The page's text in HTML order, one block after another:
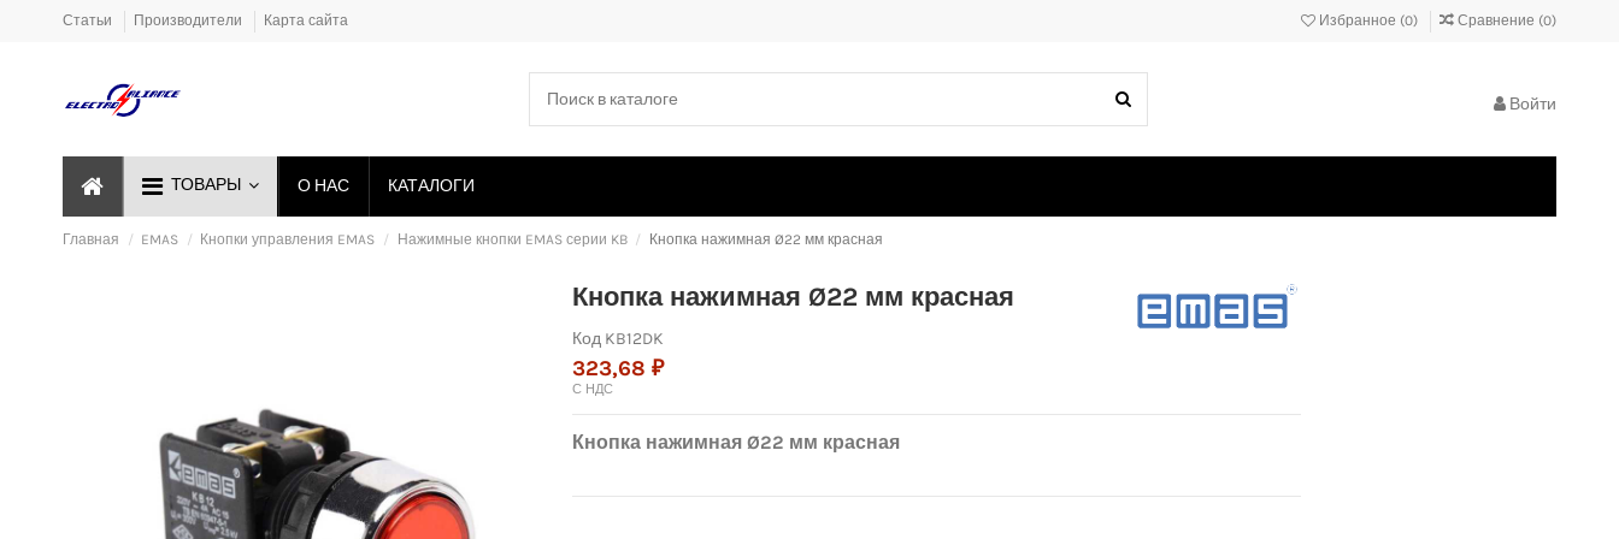
Статьи Производители Карта сайта Избранное (0) Сравнение (0)
Войти
ТОВАРЫ О НАС КАТАЛОГИ
Главная EMAS Кнопки управления EMAS Нажимные кнопки EMAS серии KB Кнопка нажимная Ø22 мм красная
Кнопка нажимная Ø22 мм красная
Код KB12DK
323,68 ₽
С НДС
Кнопка нажимная Ø22 мм красная